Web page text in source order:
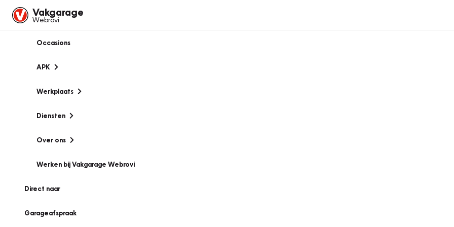
Vakgarage
Webrovi
Occasions
APK
Werkplaats
Diensten
Over ons
Werken bij Vakgarage Webrovi
Direct naar
Garageafspraak